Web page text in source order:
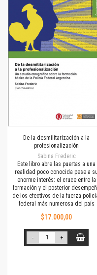
De la desmilitarización a la
profesionalización
Sabina Frederic
Este libro abre las puertas a una
realidad poco conocida pese a su
enorme interés: el cruce entre la
formación y el posterior
de los efectivos de la fuerza
federal más numerosa del país
$17.000,00
- +